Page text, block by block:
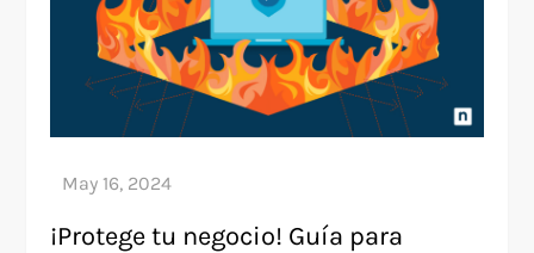
¡Protege tu negocio! Guía para